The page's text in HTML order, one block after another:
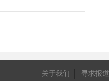
关于我们 寻求报道